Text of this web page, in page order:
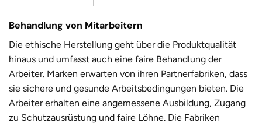
Behandlung von Mitarbeitern
Die ethische Herstellung geht über die Produktqualität
hinaus und umfasst auch eine faire Behandlung der
Arbeiter. Marken erwarten von ihren Partnerfabriken, dass
sie sichere und gesunde Arbeitsbedingungen bieten. Die
Arbeiter erhalten eine angemessene Ausbildung, Zugang
zu Schutzausrüstung und faire Löhne. Die Fabriken